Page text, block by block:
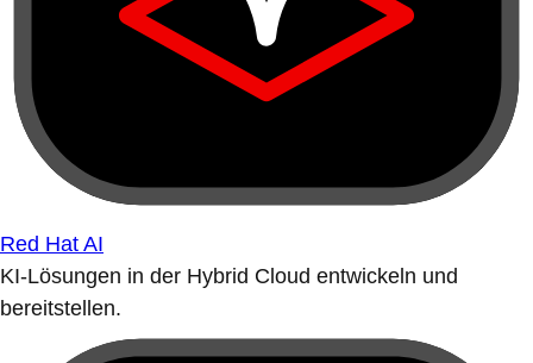
Red Hat AI
KI-Lösungen in der Hybrid Cloud entwickeln und
bereitstellen.